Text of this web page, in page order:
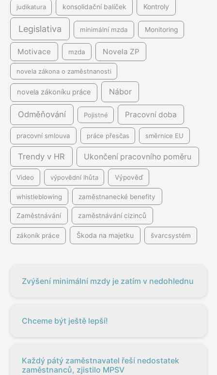
judikatura konsolidační balíček Kontroly
Legislativa minimální mzda Monitoring
Motivace mzda Novela ZP
novela zákona o zaměstnanosti
novela zákoníku práce Nábor
Odměňování Pojistné Pracovní doba
pracovní smlouva práce přesčas směrnice EU
Trendy v HR Ukončení pracovního poměru
Video výpovědní lhůta Výpověď
whistleblowing zaměstnanecké benefity
Zaměstnávání zaměstnávání cizinců
zákoník práce Škoda na majetku švarcsystém
Zvýšení minimální mzdy je zatím v nedohlednu
Chceme být ještě lepší!
Každý pátý zaměstnavatel řeší nedostatek
zaměstnanců, zjistilo MPSV